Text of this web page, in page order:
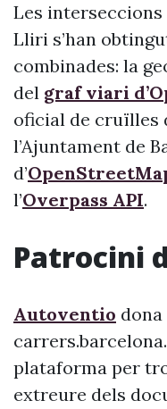
Les interseccions
Lliri s’han
combinades: la
del graf viari
oficial de cruïlles
l’Ajuntament de
d’
l’Overpass API.
Patrocini
Autoventio
plataforma per
extreure dels